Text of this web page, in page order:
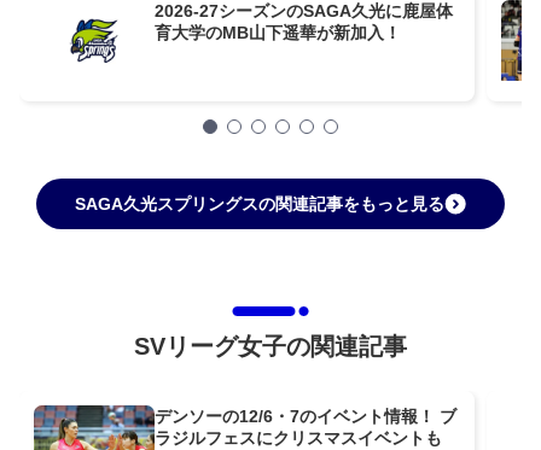
2026-27シーズンのSAGA久光に鹿屋体
育大学のMB山下遥華が新加入！
SAGA久光スプリングスの関連記事をもっと見る
SVリーグ女子の関連記事
デンソーの12/6・7のイベント情報！ ブ
ラジルフェスにクリスマスイベントも